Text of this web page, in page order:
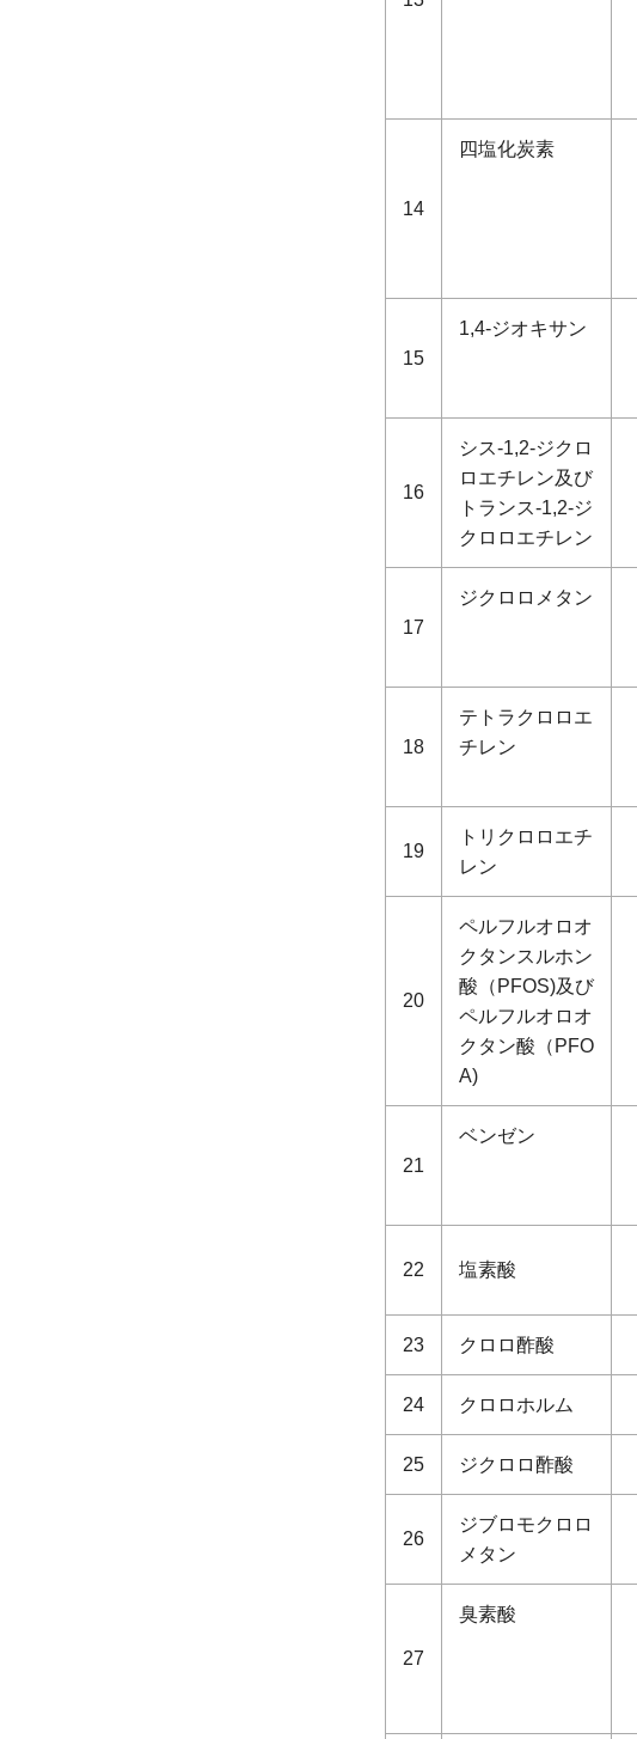
14
四塩化炭素
15
1,4-ジオキサン
16
シス-1,2-ジクロ
ロエチレン及び
トランス-1,2-ジ
クロロエチレン
17
ジクロロメタン
18
テトラクロロエ
チレン
19
トリクロロエチ
レン
20
ペルフルオロオ
クタンスルホン
酸（PFOS)及び
ペルフルオロオ
クタン酸（PFO
A)
21
ベンゼン
22 塩素酸
23 クロロ酢酸
24 クロロホルム
25 ジクロロ酢酸
26
ジブロモクロロ
メタン
27
臭素酸